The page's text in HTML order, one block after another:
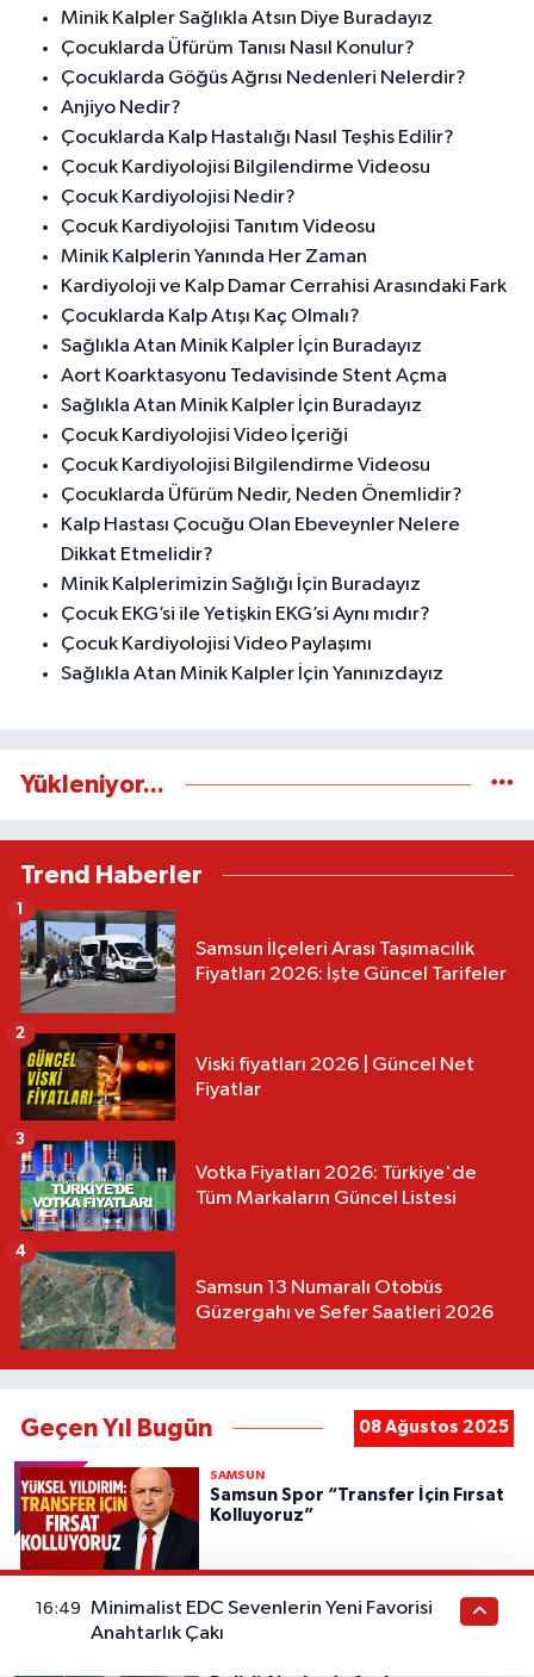
Minik Kalpler Sağlıkla Atsın Diye Buradayız
Çocuklarda Üfürüm Tanısı Nasıl Konulur?
Çocuklarda Göğüs Ağrısı Nedenleri Nelerdir?
Anjiyo Nedir?
Çocuklarda Kalp Hastalığı Nasıl Teşhis Edilir?
Çocuk Kardiyolojisi Bilgilendirme Videosu
Çocuk Kardiyolojisi Nedir?
Çocuk Kardiyolojisi Tanıtım Videosu
Minik Kalplerin Yanında Her Zaman
Kardiyoloji ve Kalp Damar Cerrahisi Arasındaki Fark
Çocuklarda Kalp Atışı Kaç Olmalı?
Sağlıkla Atan Minik Kalpler İçin Buradayız
Aort Koarktasyonu Tedavisinde Stent Açma
Sağlıkla Atan Minik Kalpler İçin Buradayız
Çocuk Kardiyolojisi Video İçeriği
Çocuk Kardiyolojisi Bilgilendirme Videosu
Çocuklarda Üfürüm Nedir, Neden Önemlidir?
Kalp Hastası Çocuğu Olan Ebeveynler Nelere
Dikkat Etmelidir?
Minik Kalplerimizin Sağlığı İçin Buradayız
Çocuk EKG’si ile Yetişkin EKG’si Aynı mıdır?
Çocuk Kardiyolojisi Video Paylaşımı
Sağlıkla Atan Minik Kalpler İçin Yanınızdayız
Yükleniyor...
Trend Haberler
Samsun İlçeleri Arası Taşımacılık
Fiyatları 2026: İşte Güncel Tarifeler
1
Viski fiyatları 2026 | Güncel Net
Fiyatlar
2
Votka Fiyatları 2026: Türkiye'de
Tüm Markaların Güncel Listesi
3
Samsun 13 Numaralı Otobüs
Güzergahı ve Sefer Saatleri 2026
4
Geçen Yıl Bugün 08 Ağustos 2025
SAMSUN
Samsun Spor “Transfer İçin Fırsat
Kolluyoruz”
🌊 Samsun'da Denize Girme
16:49
Minimalist EDC Sevenlerin Yeni Favorisi
Anahtarlık Çakı